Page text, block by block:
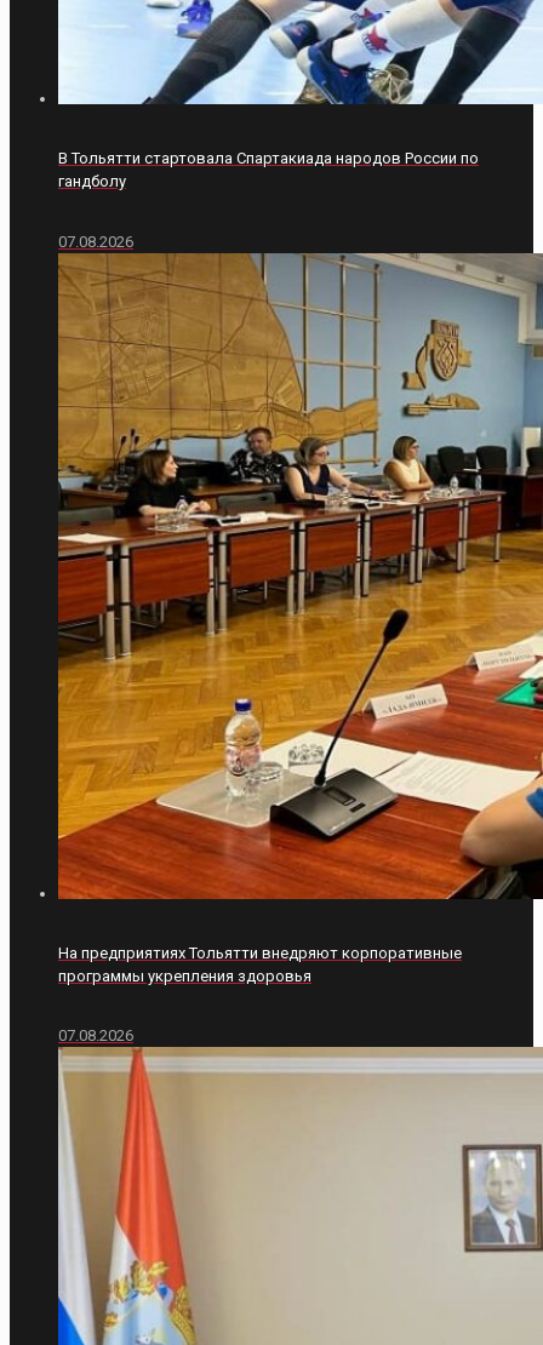
В Тольятти стартовала Спартакиада народов России по
гандболу
07.08.2026
На предприятиях Тольятти внедряют корпоративные
программы укрепления здоровья
07.08.2026